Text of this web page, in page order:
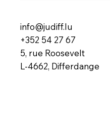
info@judiff.lu
+352 54 27 67
5, rue Roosevelt
L-4662, Differdange